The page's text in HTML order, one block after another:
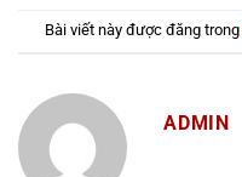
Bài viết này được đăng trong
ADMIN